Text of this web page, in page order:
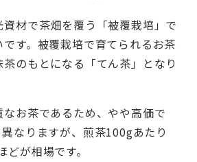
材で茶畑を覆う「被覆栽培」で
す。被覆栽培で育てられるお茶
のもとになる「てん茶」となり
お茶であるため、やや高価で
なりますが、煎茶100gあたり
が相場です。